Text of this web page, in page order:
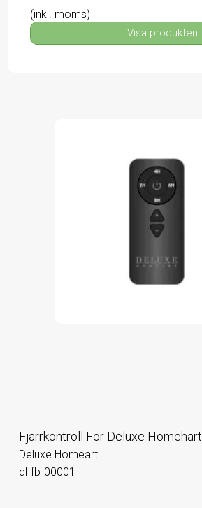
(inkl. moms)
Visa produkten
Fjärrkontroll För Deluxe
Deluxe Homeart
dl-fb-00001